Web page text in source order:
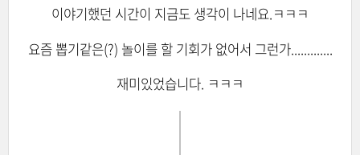
이야기했던 시간이 지금도 생각이 나네요.ㅋㅋㅋ
요즘 뽑기같은(?) 놀이를 할 기회가 없어서 그런가.............
재미있었습니다. ㅋㅋㅋ